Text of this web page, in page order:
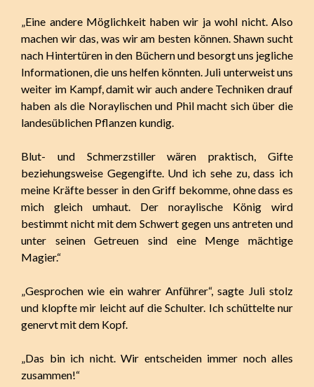
„Eine andere Möglichkeit haben wir ja wohl nicht. Also
machen wir das, was wir am besten können. Shawn sucht
nach Hintertüren in den Büchern und besorgt uns jegliche
Informationen, die uns helfen könnten. Juli unterweist uns
weiter im Kampf, damit wir auch andere Techniken drauf
haben als die Noraylischen und Phil macht sich über die
landesüblichen Pflanzen kundig.
Blut- und Schmerzstiller wären praktisch, Gifte
beziehungsweise Gegengifte. Und ich sehe zu, dass ich
meine Kräfte besser in den Griff bekomme, ohne dass es
mich gleich umhaut. Der noraylische König wird
bestimmt nicht mit dem Schwert gegen uns antreten und
unter seinen Getreuen sind eine Menge mächtige
Magier.“
„Gesprochen wie ein wahrer Anführer“, sagte Juli stolz
und klopfte mir leicht auf die Schulter. Ich schüttelte nur
genervt mit dem Kopf.
„Das bin ich nicht. Wir entscheiden immer noch alles
zusammen!“